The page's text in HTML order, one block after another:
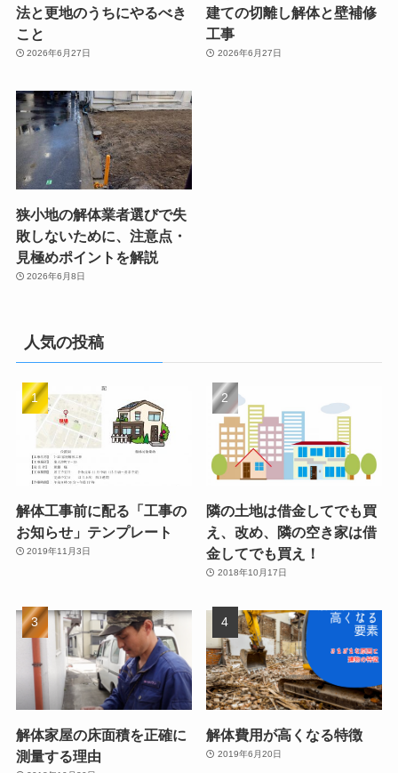
法と更地のうちにやるべき
こと
2026年6月27日
建ての切離し解体と壁補修
工事
2026年6月27日
狭小地の解体業者選びで失
敗しないために、注意点・
見極めポイントを解説
2026年6月8日
人気の投稿
解体工事前に配る「工事の
お知らせ」テンプレート
2019年11月3日
隣の土地は借金してでも買
え、改め、隣の空き家は借
金してでも買え！
2018年10月17日
解体家屋の床面積を正確に
測量する理由
解体費用が高くなる特徴
2019年6月20日